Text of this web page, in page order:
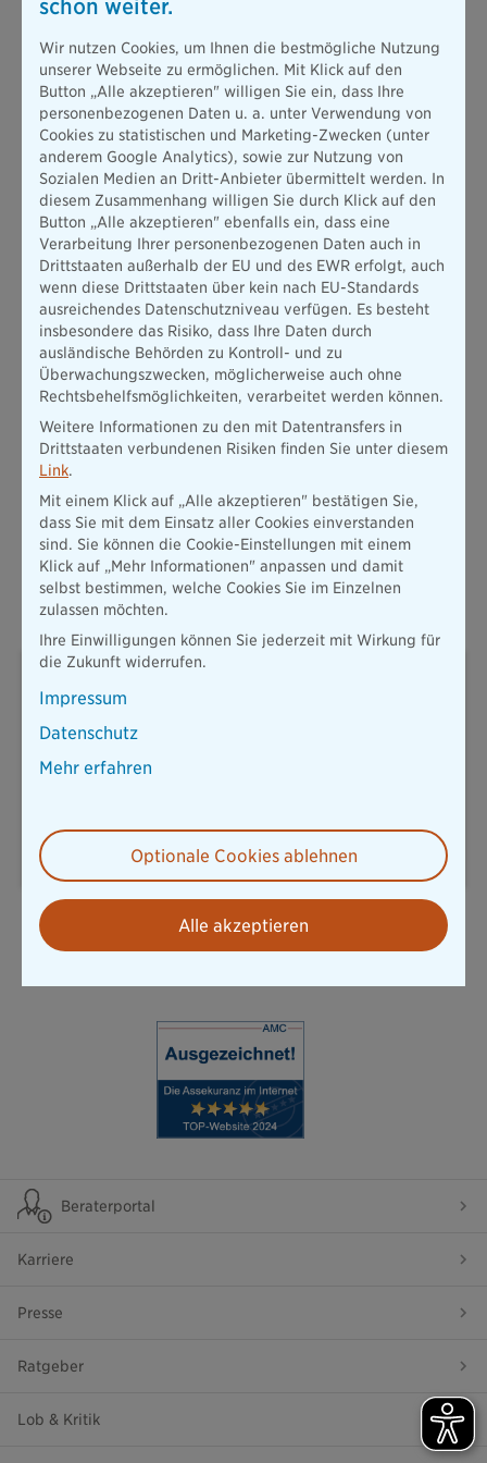
sehr ausgeprägt. Genauso aber wünschen wir uns den
Austausch, das Miteinander und den persönlichen Kontakt.
Agile Teams arbeiten selbstverantwortlich und entwickeln in
wechselnder Zusammensetzung neue Ideen. Daher gilt es
auch die Arbeitsatmosphäre im Haus auf den Kopf zu stellen.
Es steht nicht mehr allein Effizienz und Raumnutzen im Fokus
der Infrastruktur. Kollaboration auf der einen Seite sowie Orte
der Ruhe für konzentrierte Arbeit auf der anderen Seite sind
Anforderungen, denen wir uns stellen“, sagt Dr. Herbert
Schneidemann. „Gemeinsam mit externen Experten und
unseren Mitarbeitenden entwickeln wir Konzepte, wie die
Zukunft des Arbeitens bei der Bayerischen aussehen wird.
Noch in diesem Jahr starten wir mit der Umsetzung und
investieren hier erheblich in die neue Arbeitswelt. Eine
Transformation, die von offenen Diskussionen und gelebter
Streitkultur lebt. Daran wachsen wir.“
Auch unabhängig von Großprojekten verbessert die
Bayerische die Arbeitsbedingungen für ihre Mitarbeitenden
kontinuierlich. Zu den Leistungen zählen beispielsweise
Kinderbetreuung, regelmäßige Gesundheitsveranstaltungen
und Weiterbildungen, Sportangebote, Coachings, Job-Sharing
vielleicht beste Kantine der Branche – hier wird frisch gekocht
und das mit eigenen Köchinnen und Köchen, die ganz sicher
mit ihren leckeren Mahlzeiten für ausgewogene Ernährung
sorgen und gleichzeitig einen wichtigen Baustein für den
Rückhalt des gesamten Rudels leisten.
Sabine Bader
Pressesprecherin Konzern und Leben
T: 08967878238
Beraterportal
Karriere
Presse
Ratgeber
Lob & Kritik
schon weiter.
Wir nutzen Cookies, um Ihnen die bestmögliche Nutzung
unserer Webseite zu ermöglichen. Mit Klick auf den
Button „Alle akzeptieren" willigen Sie ein, dass Ihre
personenbezogenen Daten u. a. unter Verwendung von
Cookies zu statistischen und Marketing-Zwecken (unter
anderem Google Analytics), sowie zur Nutzung von
Sozialen Medien an Dritt-Anbieter übermittelt werden. In
diesem Zusammenhang willigen Sie durch Klick auf den
Button „Alle akzeptieren" ebenfalls ein, dass eine
Verarbeitung Ihrer personenbezogenen Daten auch in
Drittstaaten außerhalb der EU und des EWR erfolgt, auch
wenn diese Drittstaaten über kein nach EU-Standards
ausreichendes Datenschutzniveau verfügen. Es besteht
insbesondere das Risiko, dass Ihre Daten durch
ausländische Behörden zu Kontroll- und zu
Überwachungszwecken, möglicherweise auch ohne
Rechtsbehelfsmöglichkeiten, verarbeitet werden können.
Weitere Informationen zu den mit Datentransfers in
Drittstaaten verbundenen Risiken finden Sie unter diesem
Link.
Mit einem Klick auf „Alle akzeptieren" bestätigen Sie,
dass Sie mit dem Einsatz aller Cookies einverstanden
sind. Sie können die Cookie-Einstellungen mit einem
Klick auf „Mehr Informationen" anpassen und damit
selbst bestimmen, welche Cookies Sie im Einzelnen
zulassen möchten.
Ihre Einwilligungen können Sie jederzeit mit Wirkung für
die Zukunft widerrufen.
Impressum
Datenschutz
Mehr erfahren
Optionale Cookies ablehnen
Alle akzeptieren